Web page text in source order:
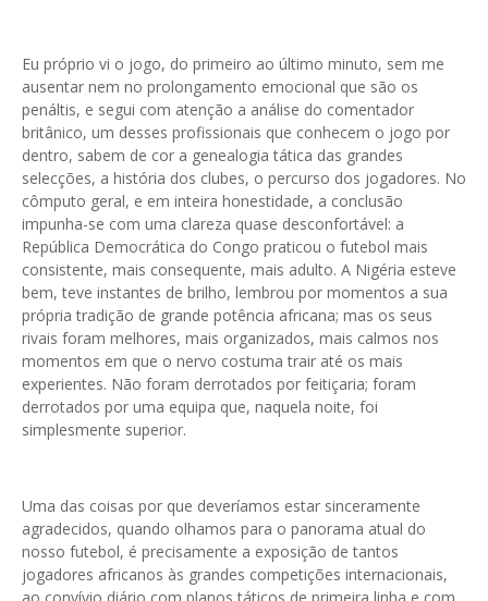
Eu próprio vi o jogo, do primeiro ao último minuto, sem me
ausentar nem no prolongamento emocional que são os
penáltis, e segui com atenção a análise do comentador
britânico, um desses profissionais que conhecem o jogo por
dentro, sabem de cor a genealogia tática das grandes
selecções, a história dos clubes, o percurso dos jogadores. No
cômputo geral, e em inteira honestidade, a conclusão
impunha-se com uma clareza quase desconfortável: a
República Democrática do Congo praticou o futebol mais
consistente, mais consequente, mais adulto. A Nigéria esteve
bem, teve instantes de brilho, lembrou por momentos a sua
própria tradição de grande potência africana; mas os seus
rivais foram melhores, mais organizados, mais calmos nos
momentos em que o nervo costuma trair até os mais
experientes. Não foram derrotados por feitiçaria; foram
derrotados por uma equipa que, naquela noite, foi
simplesmente superior.
Uma das coisas por que deveríamos estar sinceramente
agradecidos, quando olhamos para o panorama atual do
nosso futebol, é precisamente a exposição de tantos
jogadores africanos às grandes competições internacionais,